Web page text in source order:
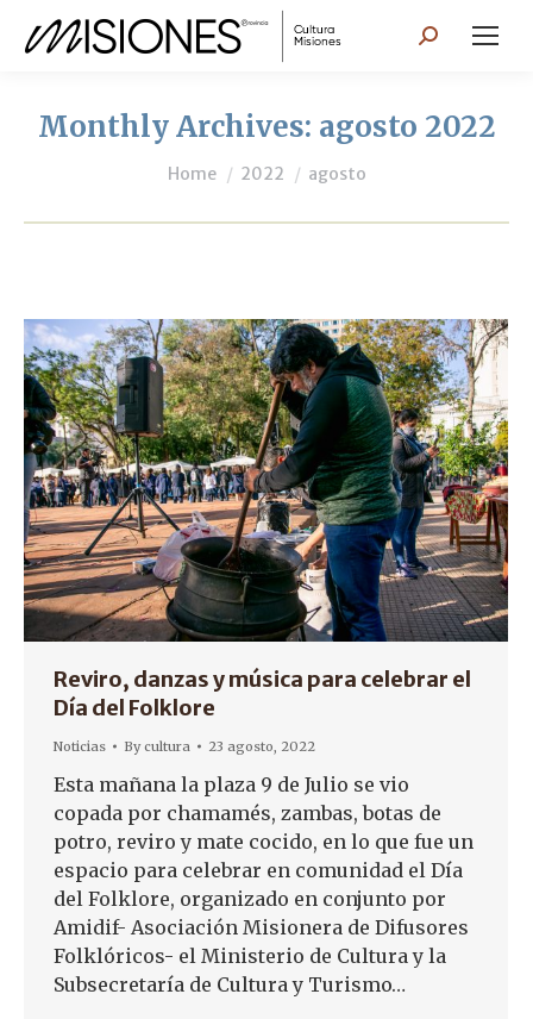
Search:
Monthly Archives: agosto 2022
You are here:
Home 2022 agosto
Reviro, danzas y música para celebrar el
Día del Folklore
Noticias Bycultura 23 agosto, 2022
Esta mañana la plaza 9 de Julio se vio
copada por chamamés, zambas, botas de
potro, reviro y mate cocido, en lo que fue un
espacio para celebrar en comunidad el Día
del Folklore, organizado en conjunto por
Amidif- Asociación Misionera de Difusores
Folklóricos- el Ministerio de Cultura y la
Subsecretaría de Cultura y Turismo…